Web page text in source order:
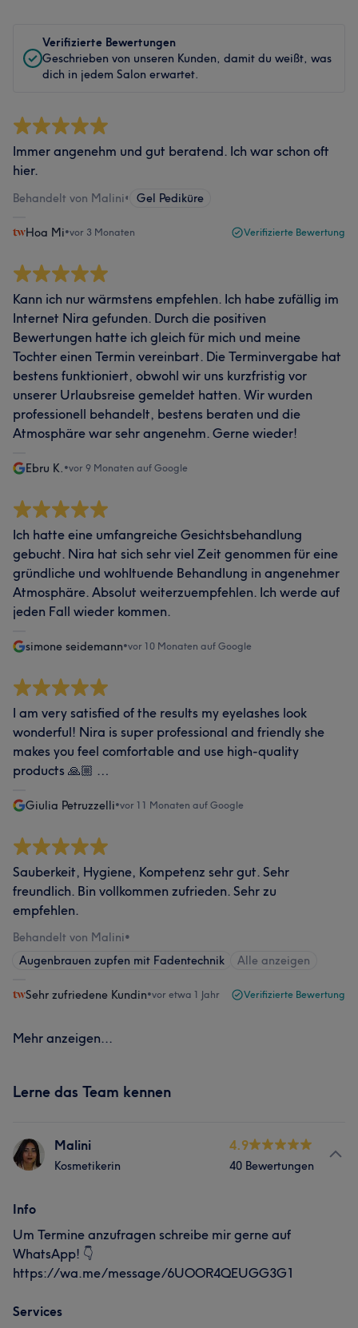
Verifizierte Bewertungen
Geschrieben von unseren Kunden, damit du weißt, was
dich in jedem Salon erwartet.
Immer angenehm und gut beratend. Ich war schon oft
hier.
Behandelt von Malini• Gel Pediküre
Hoa Mi•vor 3 Monaten Verifizierte Bewertung
Kann ich nur wärmstens empfehlen. Ich habe zufällig im
Internet Nira gefunden. Durch die positiven
Bewertungen hatte ich gleich für mich und meine
Tochter einen Termin vereinbart. Die Terminvergabe hat
bestens funktioniert, obwohl wir uns kurzfristig vor
unserer Urlaubsreise gemeldet hatten. Wir wurden
professionell behandelt, bestens beraten und die
Atmosphäre war sehr angenehm. Gerne wieder!
Ebru K. •vor 9 Monaten auf Google
Ich hatte eine umfangreiche Gesichtsbehandlung
gebucht. Nira hat sich sehr viel Zeit genommen für eine
gründliche und wohltuende Behandlung in angenehmer
Atmosphäre. Absolut weiterzuempfehlen. Ich werde auf
jeden Fall wieder kommen.
simone seidemann•vor 10 Monaten auf Google
I am very satisfied of the results my eyelashes look
wonderful! Nira is super professional and friendly she
makes you feel comfortable and use high-quality
products 🙏🏼 …
Giulia Petruzzelli•vor 11 Monaten auf Google
Sauberkeit, Hygiene, Kompetenz sehr gut. Sehr
freundlich. Bin vollkommen zufrieden. Sehr zu
empfehlen.
Behandelt von Malini•
Augenbrauen zupfen mit Fadentechnik
Alle anzeigen
Sehr zufriedene Kundin•vor etwa 1 Jahr Verifizierte Bewertung
Mehr anzeigen...
Lerne das Team kennen
Malini
Kosmetikerin
4.9
40 Bewertungen
Info
Um Termine anzufragen schreibe mir gerne auf
WhatsApp! 👇
https://wa.me/message/6UOOR4QEUGG3G1
Services